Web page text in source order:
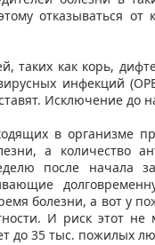
отказываться от
таких как корь,
инфекций
Исключение до
в организме
а количество
после начала
болезни, а вот у
И риск этот
до 35 тыс. пожилых